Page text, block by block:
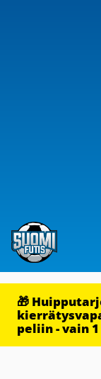
🎁
peliin - vain